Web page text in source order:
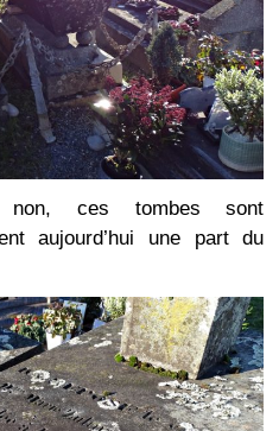
non, ces tombes sont
aujourd’hui une part du